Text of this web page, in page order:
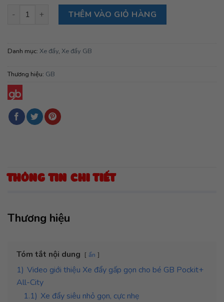
Xe đẩy gấp gọn GB Pockit + All-City, Black số lượng
THÊM VÀO GIỎ HÀNG
Danh mục: Xe đẩy, Xe đẩy GB
Thương hiệu: GB
THÔNG TIN CHI TIẾT
Thương hiệu
Tóm tắt nội dung ẩn
1) Video giới thiệu Xe đẩy gấp gọn cho bé GB Pockit+
All-City
1.1) Xe đẩy siêu nhỏ gọn, cực nhẹ